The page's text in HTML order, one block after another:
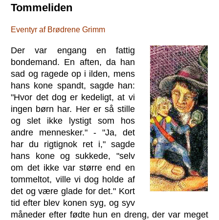
Tommeliden
Eventyr af Brødrene Grimm
Der var engang en fattig
bondemand. En aften, da han
sad og ragede op i ilden, mens
hans kone spandt, sagde han:
"Hvor det dog er kedeligt, at vi
ingen børn har. Her er så stille
og slet ikke lystigt som hos
andre mennesker." - "Ja, det
har du rigtignok ret i," sagde
hans kone og sukkede, "selv
om det ikke var større end en
tommeltot, ville vi dog holde af
det og være glade for det." Kort
tid efter blev konen syg, og syv
måneder efter fødte hun en dreng, der var meget